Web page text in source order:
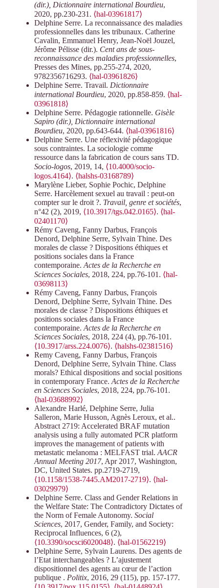
(dir.), Dictionnaire international Bourdieu,
2020, pp.230-231. ⟨hal-03961817⟩
Delphine Serre. La reconnaissance des maladies
professionnelles dans les tribunaux. Catherine
Cavalin, Emmanuel Henry, Jean-Noël Jouzel,
Jérôme Pélisse (dir.). Cent ans de sous-
reconnaissance des maladies professionnelles,
Presses des Mines, pp.255-274, 2020,
9782356716293. ⟨hal-03961826⟩
Delphine Serre. Travail. Dictionnaire
international Bourdieu, 2020, pp.858-859. ⟨hal-
03961818⟩
Delphine Serre. Pédagogie rationnelle. Gisèle
Sapiro (dir.), Dictionnaire international
Bourdieu, 2020, pp.643-644. ⟨hal-03961816⟩
Delphine Serre. Une réflexivité pédagogique
sous contraintes. La sociologie comme
ressource dans la fabrication de cours sans TD.
Socio-logos, 2019, 14, ⟨10.4000/socio-
logos.4164⟩. ⟨halshs-03168789⟩
Marylène Lieber, Sophie Pochic, Delphine
Serre. Harcèlement sexuel au travail : peut-on
compter sur le droit ?. Travail, genre et sociétés,
n°42 (2), 2019, ⟨10.3917/tgs.042.0165⟩. ⟨hal-
02401170⟩
Rémy Caveng, Fanny Darbus, François
Denord, Delphine Serre, Sylvain Thine. Des
morales de classe ? Dispositions éthiques et
positions sociales dans la France
contemporaine. Actes de la Recherche en
Sciences Sociales, 2018, 224, pp.76-101. ⟨hal-
03698113⟩
Rémy Caveng, Fanny Darbus, François
Denord, Delphine Serre, Sylvain Thine. Des
morales de classe ? Dispositions éthiques et
positions sociales dans la France
contemporaine. Actes de la Recherche en
Sciences Sociales, 2018, 224 (4), pp.76-101.
⟨10.3917/arss.224.0076⟩. ⟨halshs-02381516⟩
Remy Caveng, Fanny Darbus, François
Denord, Delphine Serre, Sylvain Thine. Class
morals? Ethical dispositions and social positions
in contemporary France. Actes de la Recherche
en Sciences Sociales, 2018, 224, pp.76-101.
⟨hal-03688992⟩
Alexandre Harlé, Delphine Serre, Julia
Salleron, Marie Husson, Agnès Leroux, et al..
Abstract 2719: Accelerated BRAF mutation
analysis using a fully automated PCR platform
improves the management of patients with
metastatic melanoma : MELFAST trial. AACR
Annual Meeting 2017, Apr 2017, Washington,
DC, United States. pp.2719-2719,
⟨10.1158/1538-7445.AM2017-2719⟩. ⟨hal-
03029979⟩
Delphine Serre. Class and Gender Relations in
the Welfare State: The Contradictory Dictates of
the Norm of Female Autonomy. Social
Sciences, 2017, Gender, Family, and Society:
Reciprocal Influences, 6 (2),
⟨10.3390/socsci6020048⟩. ⟨hal-01562219⟩
Delphine Serre, Sylvain Laurens. Des agents de
l’Etat interchangeables ? L’ajustement
dispositionnel des agents au cœur de l’action
publique . Politix, 2016, 29 (115), pp. 157-177.